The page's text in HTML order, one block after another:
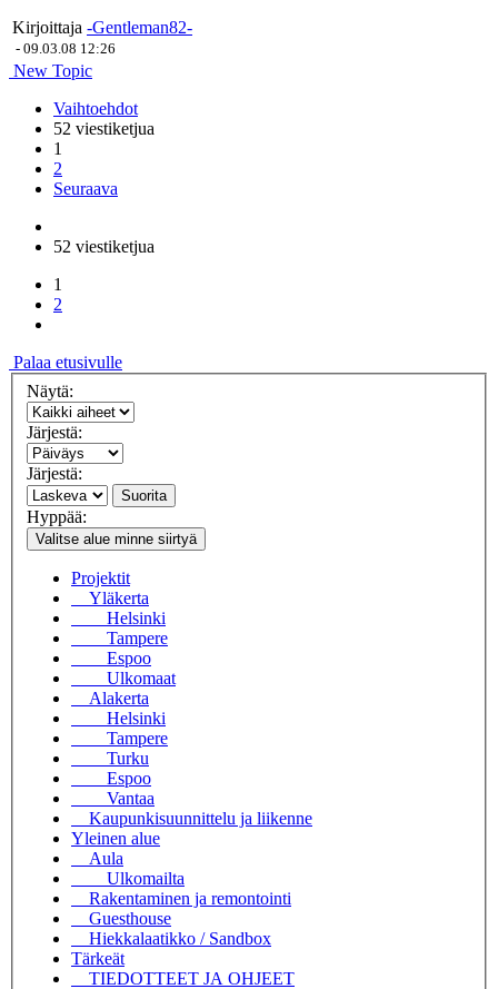
Kirjoittaja -Gentleman82-
- 09.03.08 12:26
New Topic
Vaihtoehdot
52 viestiketjua
1
2
Seuraava
52 viestiketjua
1
2
Palaa etusivulle
Näytä:
Järjestä:
Järjestä:
Suorita
Hyppää:
Valitse alue minne siirtyä
Projektit
Yläkerta
Helsinki
Tampere
Espoo
Ulkomaat
Alakerta
Helsinki
Tampere
Turku
Espoo
Vantaa
Kaupunkisuunnittelu ja liikenne
Yleinen alue
Aula
Ulkomailta
Rakentaminen ja remontointi
Guesthouse
Hiekkalaatikko / Sandbox
Tärkeät
TIEDOTTEET JA OHJEET